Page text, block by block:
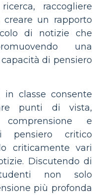
raccogliere
un rapporto
di notizie che
una
di pensiero
in classe consente
punti di vista,
e
pensiero critico
criticamente vari
Discutendo di
non solo
più profonda